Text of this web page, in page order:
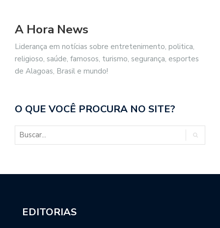
A Hora News
Liderança em notícias sobre entretenimento, politica,
religioso, saúde, famosos, turismo, segurança, esportes
de Alagoas, Brasil e mundo!
O QUE VOCÊ PROCURA NO SITE?
EDITORIAS